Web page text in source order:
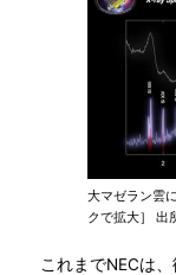
大マゼラン雲
クで拡大］ 出
これまでNECは、